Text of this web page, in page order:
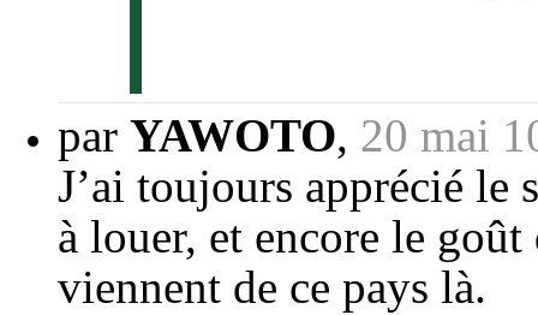
par YAWOTO, 20 mai
J’ai toujours apprécié le
à louer, et encore le
viennent de ce pays là.